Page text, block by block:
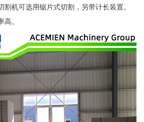
割机可选用锯片式切割，另带计长装置。
。